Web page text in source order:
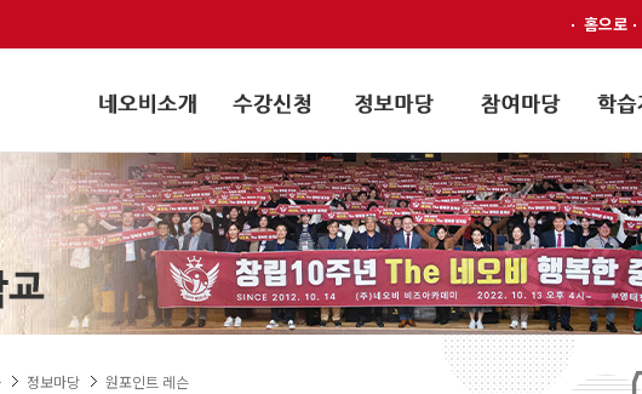
홈으로
정보마당 원포인트 레슨